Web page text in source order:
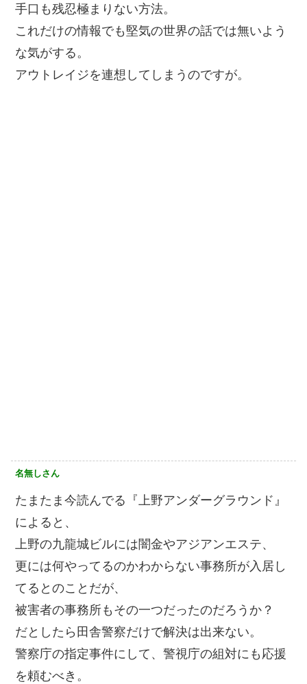
手口も残忍極まりない方法。
これだけの情報でも堅気の世界の話では無いよう
な気がする。
アウトレイジを連想してしまうのですが。
名無しさん
たまたま今読んでる『上野アンダーグラウンド』
によると、
上野の九龍城ビルには闇金やアジアンエステ、
更には何やってるのかわからない事務所が入居し
てるとのことだが、
被害者の事務所もその一つだったのだろうか？
だとしたら田舎警察だけで解決は出来ない。
警察庁の指定事件にして、警視庁の組対にも応援
を頼むべき。